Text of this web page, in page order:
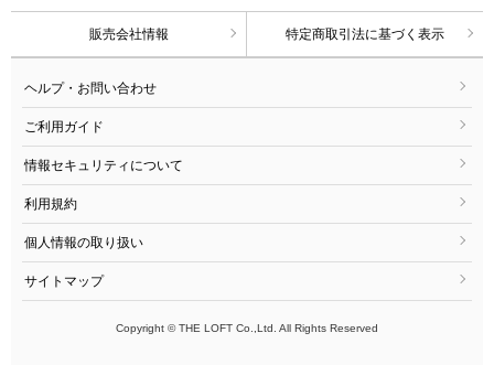
販売会社情報 特定商取引法に基づく表示
ヘルプ・お問い合わせ
ご利用ガイド
情報セキュリティについて
利用規約
個人情報の取り扱い
サイトマップ
Copyright © THE LOFT Co.,Ltd. All Rights Reserved